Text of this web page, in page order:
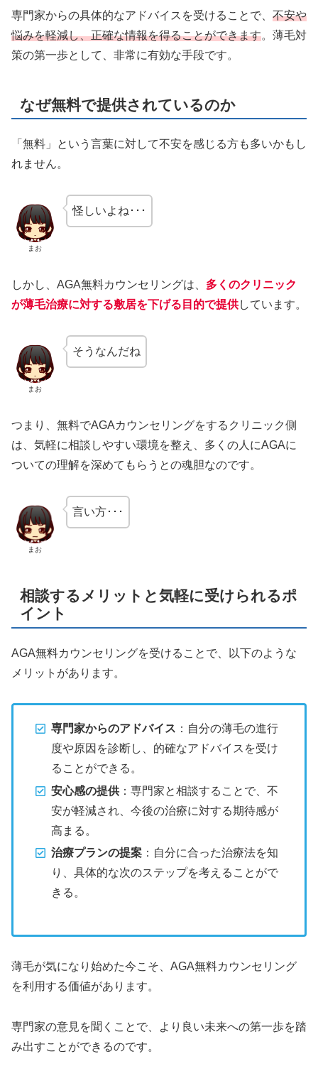
専門家からの具体的なアドバイスを受けることで、 不安や
悩みを軽減し、正確な情報を得ることができます。薄毛対
策の第一歩として、非常に有効な手段です。
なぜ無料で提供されているのか
「無料」という言葉に対して不安を感じる方も多いかもし
れません。
まお
怪しいよね･･･
しかし、AGA無料カウンセリングは、 多くのクリニック
が薄毛治療に対する敷居を下げる目的で提供しています。
まお
そうなんだね
つまり、無料でAGAカウンセリングをするクリニック側
は、気軽に相談しやすい環境を整え、多くの人にAGAに
ついての理解を深めてもらうとの魂胆なのです。
まお
言い方･･･
相談するメリットと気軽に受けられるポ
イント
AGA無料カウンセリングを受けることで、以下のような
メリットがあります。
専門家からのアドバイス ：自分の薄毛の進行
度や原因を診断し、的確なアドバイスを受け
ることができる。
安心感の提供 ：専門家と相談することで、不
安が軽減され、今後の治療に対する期待感が
高まる。
治療プランの提案 ：自分に合った治療法を知
り、具体的な次のステップを考えることがで
きる。
薄毛が気になり始めた今こそ、AGA無料カウンセリング
を利用する価値があります。
専門家の意見を聞くことで、より良い未来への第一歩を踏
み出すことができるのです。